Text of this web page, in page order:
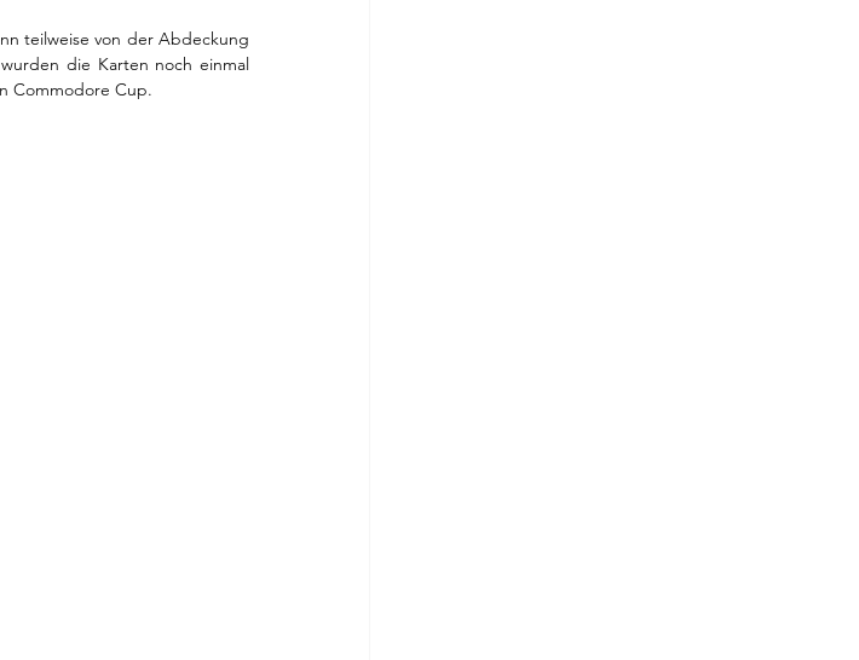
teilweise von der Abdeckung
die Karten noch einmal
Commodore Cup.